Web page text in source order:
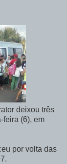
deixou três
feira (6), em
por volta das